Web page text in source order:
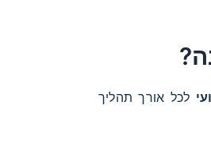
לכל אורך תהליך